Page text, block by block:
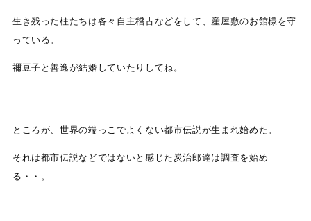
生き残った柱たちは各々自主稽古などをして、産屋敷のお館様を守
っている。
禰豆子と善逸が結婚していたりしてね。
ところが、世界の端っこでよくない都市伝説が生まれ始めた。
それは都市伝説などではないと感じた炭治郎達は調査を始め
る・・。